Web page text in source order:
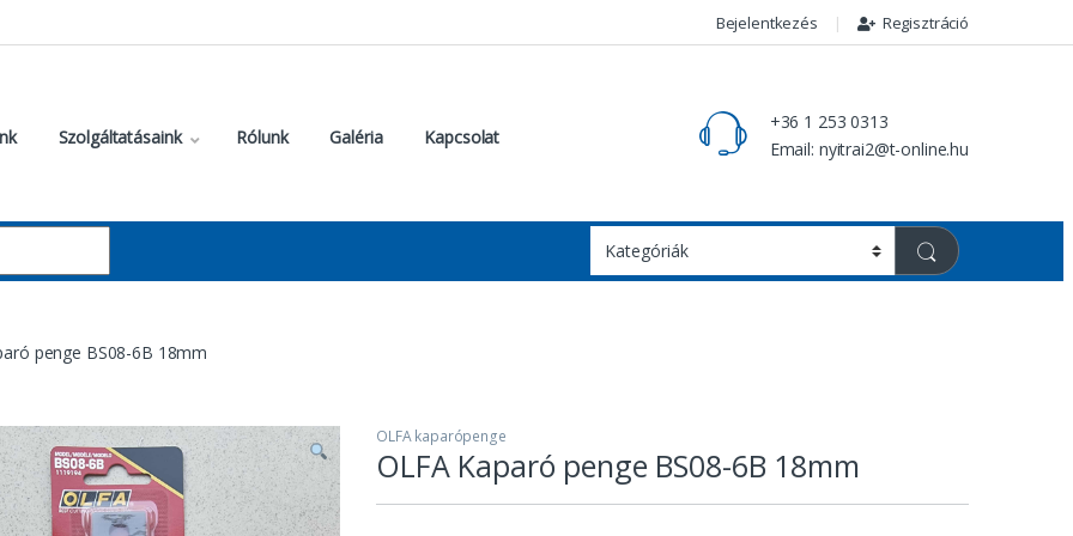
Bejelentkezés Regisztráció
Szolgáltatásaink Rólunk Galéria Kapcsolat
+36 1 253 0313
Email: nyitrai2@t-online.hu
penge BS08-6B 18mm
OLFA kaparópenge
OLFA Kaparó penge BS08-6B 18mm